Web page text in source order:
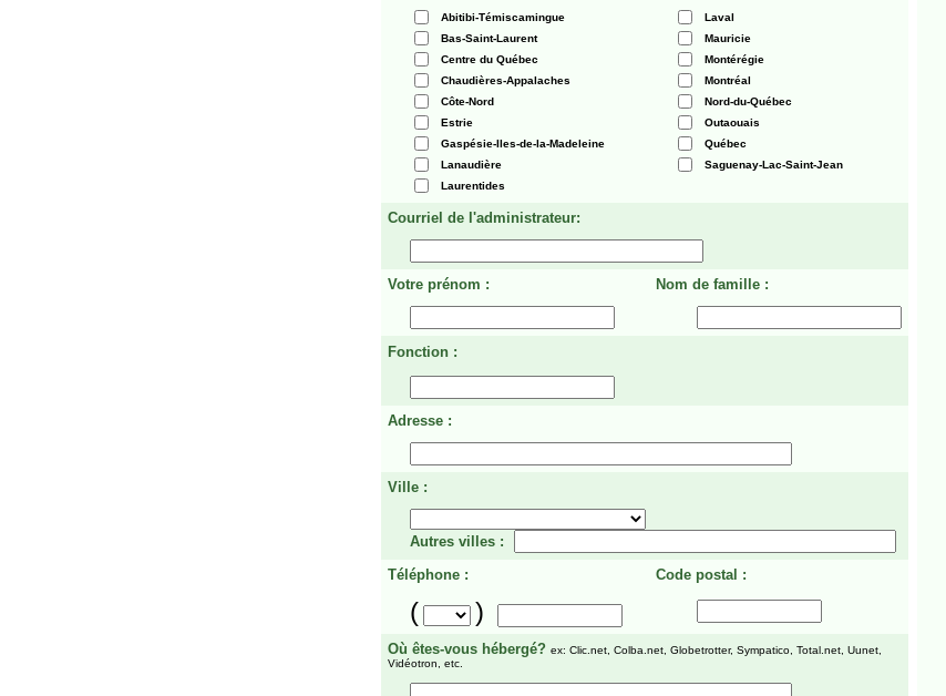
Abitibi-Témiscamingue
Laval
Bas-Saint-Laurent
Mauricie
Centre du Québec
Montérégie
Chaudières-Appalaches
Montréal
Côte-Nord
Nord-du-Québec
Estrie
Outaouais
Gaspésie-Iles-de-la-Madeleine
Québec
Lanaudière
Saguenay-Lac-Saint-Jean
Laurentides
Courriel de l'administrateur:
Votre prénom : Nom de famille :
Fonction :
Adresse :
Ville :
Autres villes :
Téléphone :
Code postal :
( )
Où êtes-vous hébergé? ex: Clic.net, Colba.net, Globetrotter, Sympatico, Total.net, Uunet,
Vidéotron, etc.